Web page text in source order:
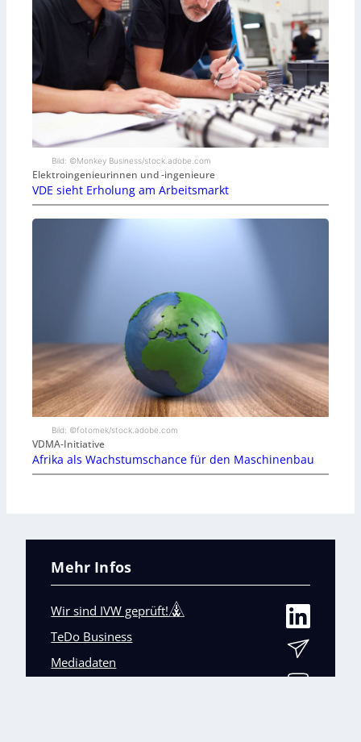
Bild: ©Monkey Business/stock.adobe.com
Elektroingenieurinnen und -ingenieure
VDE sieht Erholung am Arbeitsmarkt
Bild: ©fotomek/stock.adobe.com
VDMA-Initiative
Afrika als Wachstumschance für den Maschinenbau
Mehr Infos
Wir sind IVW geprüft!
TeDo Business
Mediadaten